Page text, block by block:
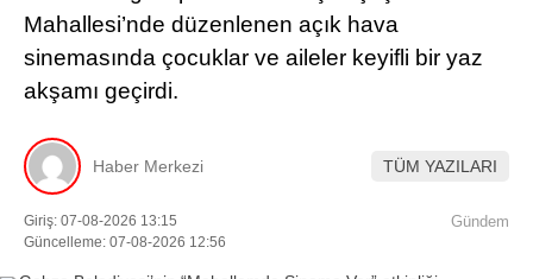
Mahallesi’nde düzenlenen açık hava
sinemasında çocuklar ve aileler keyifli bir yaz
akşamı geçirdi.
Haber Merkezi TÜM YAZILARI
Giriş: 07-08-2026 13:15
Güncelleme: 07-08-2026 12:56
Gündem